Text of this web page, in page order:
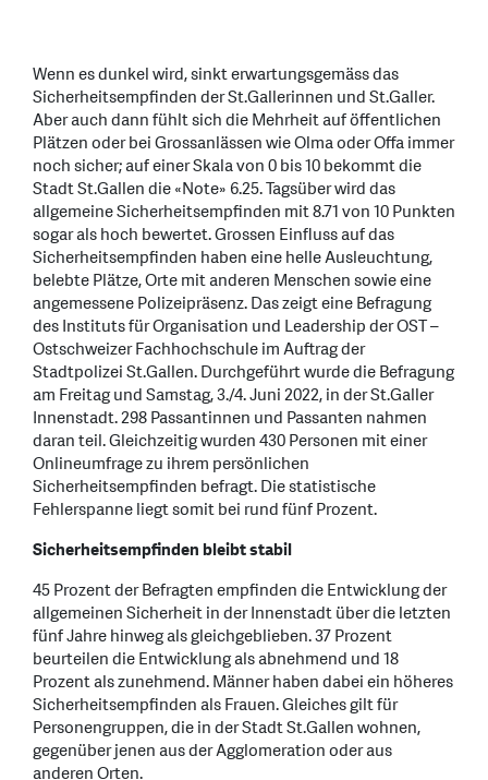
Wenn es dunkel wird, sinkt erwartungsgemäss das
Sicherheitsempfinden der St.Gallerinnen und St.Galler.
Aber auch dann fühlt sich die Mehrheit auf öffentlichen
Plätzen oder bei Grossanlässen wie Olma oder Offa immer
noch sicher; auf einer Skala von 0 bis 10 bekommt die
Stadt St.Gallen die «Note» 6.25. Tagsüber wird das
allgemeine Sicherheitsempfinden mit 8.71 von 10 Punkten
sogar als hoch bewertet. Grossen Einfluss auf das
Sicherheitsempfinden haben eine helle Ausleuchtung,
belebte Plätze, Orte mit anderen Menschen sowie eine
angemessene Polizeipräsenz. Das zeigt eine Befragung
des Instituts für Organisation und Leadership der OST –
Ostschweizer Fachhochschule im Auftrag der
Stadtpolizei St.Gallen. Durchgeführt wurde die Befragung
am Freitag und Samstag, 3./4. Juni 2022, in der St.Galler
Innenstadt. 298 Passantinnen und Passanten nahmen
daran teil. Gleichzeitig wurden 430 Personen mit einer
Onlineumfrage zu ihrem persönlichen
Sicherheitsempfinden befragt. Die statistische
Fehlerspanne liegt somit bei rund fünf Prozent.
Sicherheitsempfinden bleibt stabil
45 Prozent der Befragten empfinden die Entwicklung der
allgemeinen Sicherheit in der Innenstadt über die letzten
fünf Jahre hinweg als gleichgeblieben. 37 Prozent
beurteilen die Entwicklung als abnehmend und 18
Prozent als zunehmend. Männer haben dabei ein höheres
Sicherheitsempfinden als Frauen. Gleiches gilt für
Personengruppen, die in der Stadt St.Gallen wohnen,
gegenüber jenen aus der Agglomeration oder aus
anderen Orten.